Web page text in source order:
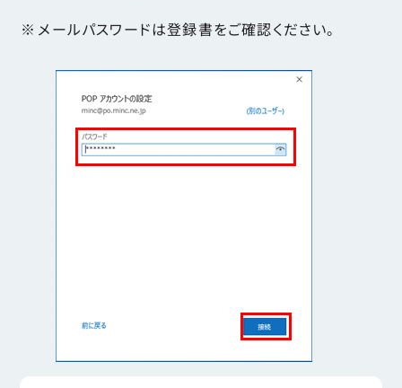
メールパスワードは登録書をご確認ください。